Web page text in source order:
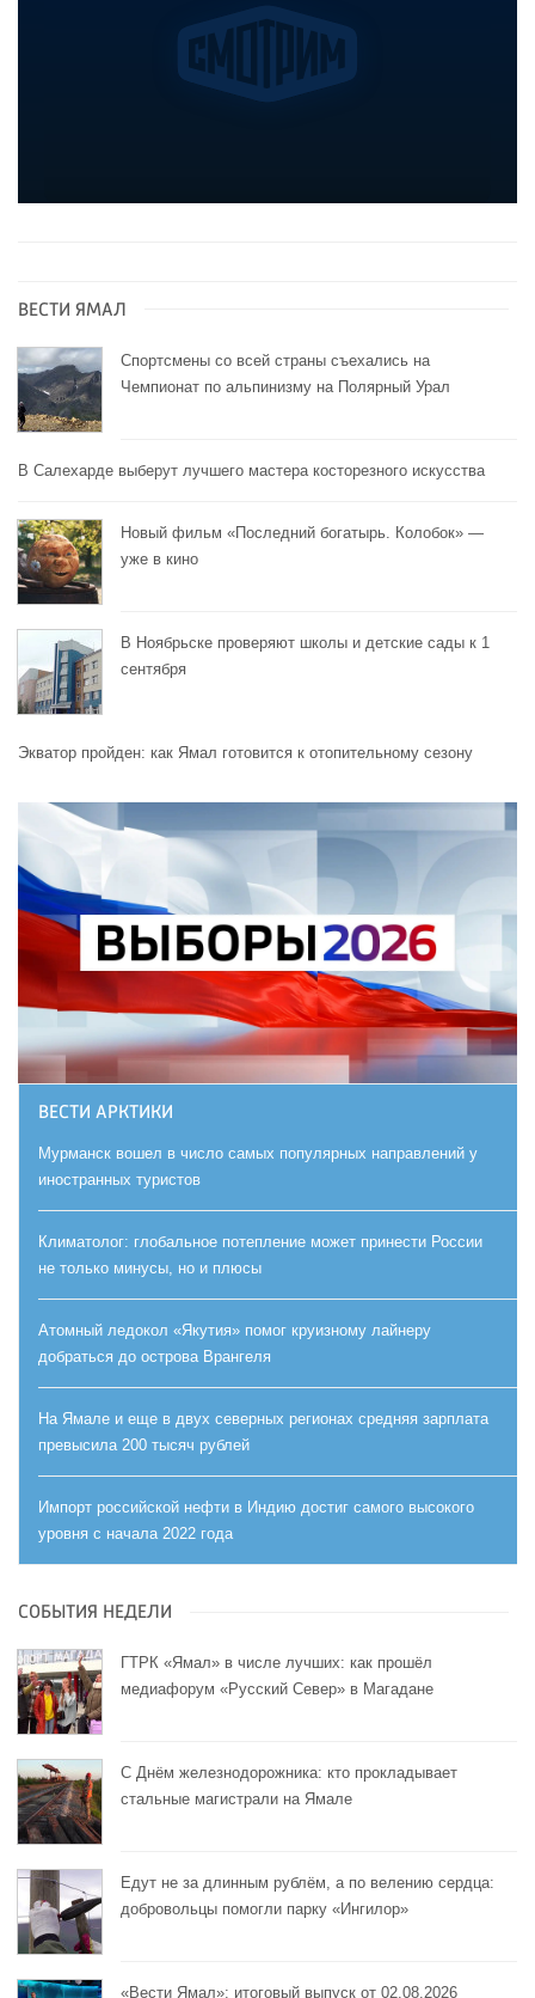
ВЕСТИ ЯМАЛ
Спортсмены со всей страны съехались на
Чемпионат по альпинизму на Полярный Урал
В Салехарде выберут лучшего мастера косторезного искусства
Новый фильм «Последний богатырь. Колобок» —
уже в кино
В Ноябрьске проверяют школы и детские сады к 1
сентября
Экватор пройден: как Ямал готовится к отопительному сезону
ВЕСТИ АРКТИКИ
Мурманск вошел в число самых популярных направлений у
иностранных туристов
Климатолог: глобальное потепление может принести России
не только минусы, но и плюсы
Атомный ледокол «Якутия» помог круизному лайнеру
добраться до острова Врангеля
На Ямале и еще в двух северных регионах средняя зарплата
превысила 200 тысяч рублей
Импорт российской нефти в Индию достиг самого высокого
уровня с начала 2022 года
СОБЫТИЯ НЕДЕЛИ
ГТРК «Ямал» в числе лучших: как прошёл
медиафорум «Русский Север» в Магадане
С Днём железнодорожника: кто прокладывает
стальные магистрали на Ямале
Едут не за длинным рублём, а по велению сердца:
добровольцы помогли парку «Ингилор»
«Вести Ямал»: итоговый выпуск от 02.08.2026